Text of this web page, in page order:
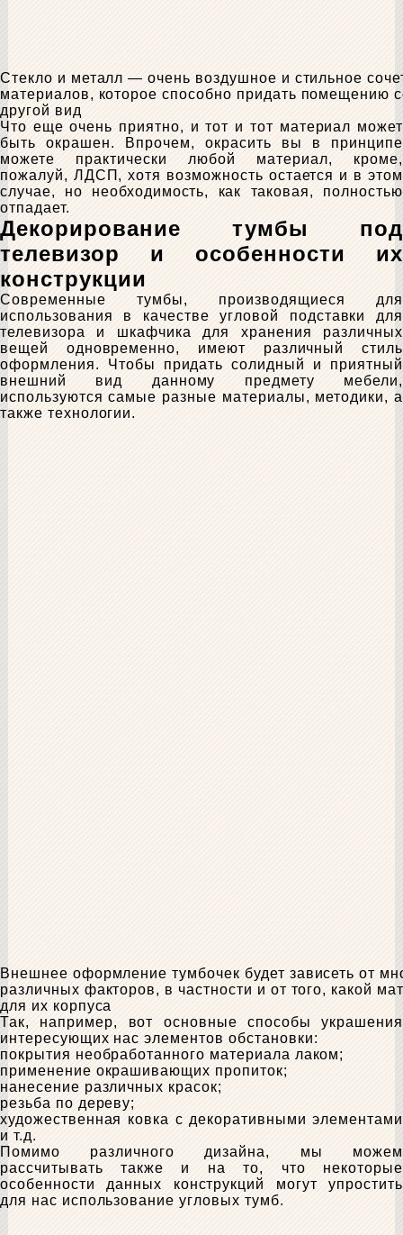
Стекло и металл — очень воздушное и стильное
материалов, которое способно придать помещению
другой вид
Что еще очень приятно, и тот и тот материал может
быть окрашен. Впрочем, окрасить вы в принципе
можете практически любой материал, кроме,
пожалуй, ЛДСП, хотя возможность остается и в этом
случае, но необходимость, как таковая, полностью
отпадает.
Декорирование тумбы под
телевизор и особенности их
конструкции
Современные тумбы, производящиеся для
использования в качестве угловой подставки для
телевизора и шкафчика для хранения различных
вещей одновременно, имеют различный стиль
оформления. Чтобы придать солидный и приятный
внешний вид данному предмету мебели,
используются самые разные материалы, методики, а
также технологии.
Внешнее оформление тумбочек будет зависеть от
различных факторов, в частности и от того, какой
для их корпуса
Так, например, вот основные способы украшения
интересующих нас элементов обстановки:
покрытия необработанного материала лаком;
применение окрашивающих пропиток;
нанесение различных красок;
резьба по дереву;
художественная ковка с декоративными элементами
и т.д.
Помимо различного дизайна, мы можем
рассчитывать также и на то, что некоторые
особенности данных конструкций могут упростить
для нас использование угловых тумб.